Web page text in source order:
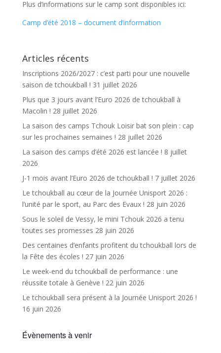
Plus d’informations sur le camp sont disponibles ici:
Camp d’été 2018 – document d’information
Articles récents
Inscriptions 2026/2027 : c’est parti pour une nouvelle
saison de tchoukball ! 31 juillet 2026
Plus que 3 jours avant l’Euro 2026 de tchoukball à
Macolin ! 28 juillet 2026
La saison des camps Tchouk Loisir bat son plein : cap
sur les prochaines semaines ! 28 juillet 2026
La saison des camps d’été 2026 est lancée ! 8 juillet
2026
J-1 mois avant l’Euro 2026 de tchoukball ! 7 juillet 2026
Le tchoukball au cœur de la Journée Unisport 2026 :
l’unité par le sport, au Parc des Evaux ! 28 juin 2026
Sous le soleil de Vessy, le mini Tchouk 2026 a tenu
toutes ses promesses 28 juin 2026
Des centaines d’enfants profitent du tchoukball lors de
la Fête des écoles ! 27 juin 2026
Le week-end du tchoukball de performance : une
réussite totale à Genève ! 22 juin 2026
Le tchoukball sera présent à la Journée Unisport 2026 !
16 juin 2026
Évènements à venir